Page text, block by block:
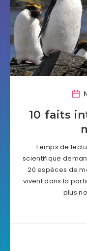
10 faits
Temps de
scientifique
20 espèces de
vivent dans la
plus